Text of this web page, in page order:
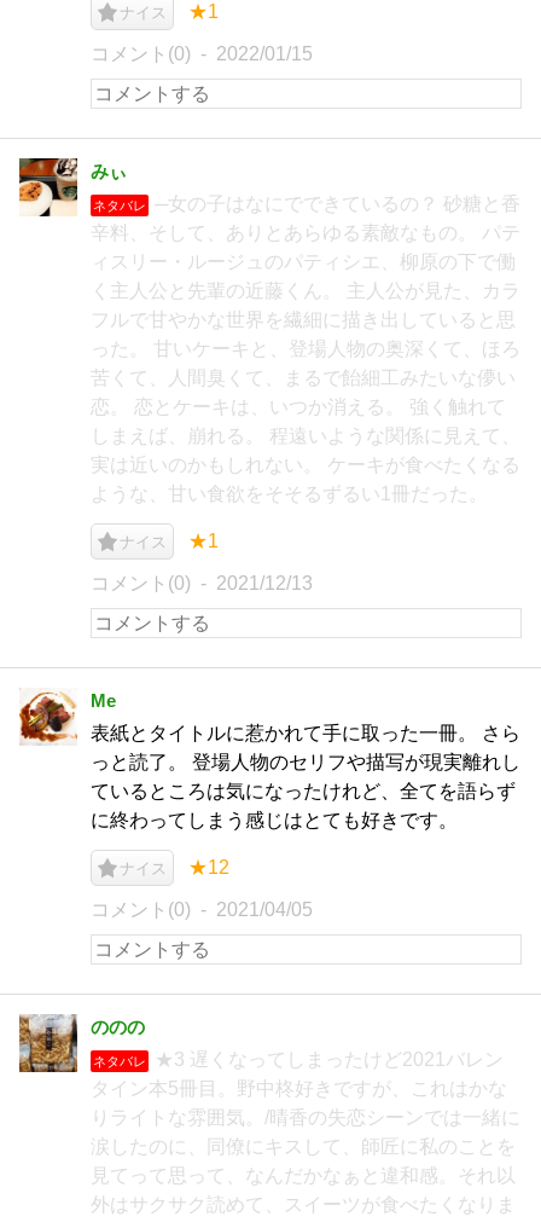
ナイス ★1
コメント(0) 2022/01/15
みぃ
ネタバレ
─女の子はなにでできているの？ 砂糖と香
辛料、そして、ありとあらゆる素敵なもの。 パテ
ィスリー・ルージュのパティシエ、柳原の下で働
く主人公と先輩の近藤くん。 主人公が見た、カラ
フルで甘やかな世界を繊細に描き出していると思
った。 甘いケーキと、登場人物の奥深くて、ほろ
苦くて、人間臭くて、まるで飴細工みたいな儚い
恋。 恋とケーキは、いつか消える。 強く触れて
しまえば、崩れる。 程遠いような関係に見えて、
実は近いのかもしれない。 ケーキが食べたくなる
ような、甘い食欲をそそるずるい1冊だった。
ナイス ★1
コメント(0) 2021/12/13
Me
表紙とタイトルに惹かれて手に取った一冊。 さら
っと読了。 登場人物のセリフや描写が現実離れし
ているところは気になったけれど、全てを語らず
に終わってしまう感じはとても好きです。
ナイス ★12
コメント(0) 2021/04/05
ののの
ネタバレ
★3 遅くなってしまったけど2021バレン
タイン本5冊目。野中柊好きですが、これはかな
りライトな雰囲気。/晴香の失恋シーンでは一緒に
涙したのに、同僚にキスして、師匠に私のことを
見てって思って、なんだかなぁと違和感。それ以
外はサクサク読めて、スイーツが食べたくなりま